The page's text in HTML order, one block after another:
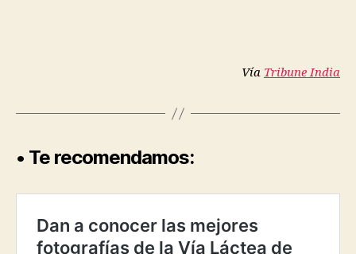
Vía Tribune India
• Te recomendamos: